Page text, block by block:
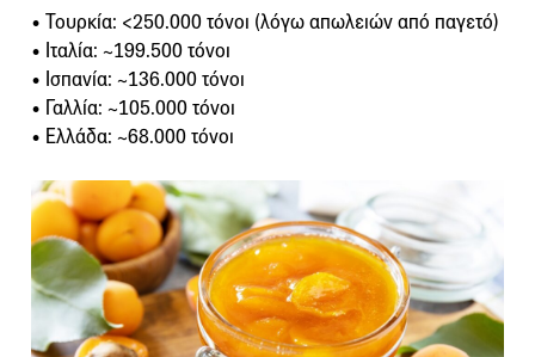
• Τουρκία: <250.000 τόνοι (λόγω απωλειών από παγετό)
• Ιταλία: ~199.500 τόνοι
• Ισπανία: ~136.000 τόνοι
• Γαλλία: ~105.000 τόνοι
• Ελλάδα: ~68.000 τόνοι